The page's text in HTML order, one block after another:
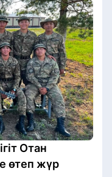
Отан
өтеп жүр